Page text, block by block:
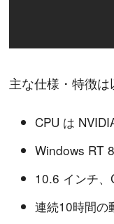
主な仕様・特徴は
CPU は
Windows RT
10.6 インチ
連続10時間の